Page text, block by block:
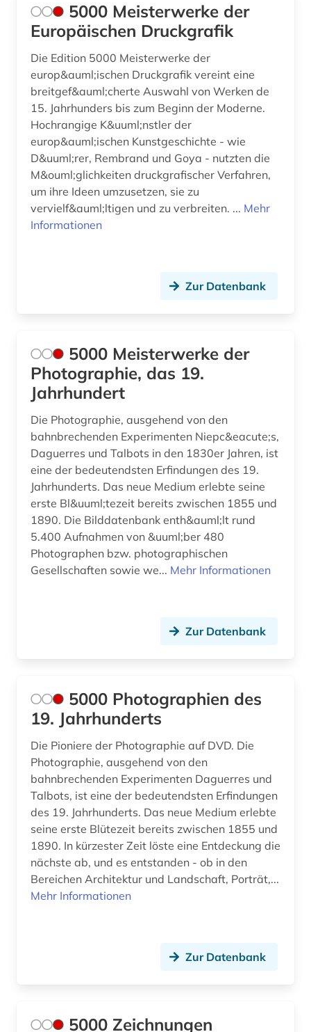
digitalisierte literatur (1)
digitalisierung (7)
diplomarbeit (1)
dissens (1)
dissertation (3)
documenta (kassel) (1)
documenta archiv (1)
dom (1)
dom florenz (1)
drapierung (1)
dreißigjähriger krieg (2)
dresden (2)
drittes reich (4)
druckgrafik (5)
druckwerk (2)
dunhuang (1)
dunhuang-handschriften (2)
dänemark (4)
dürer (3)
düsseldorf (1)
e-book (1)
e-learning (1)
5000 Meisterwerke der
Europäischen Druckgrafik
Die Edition 5000 Meisterwerke der
europ&auml;ischen Druckgrafik vereint eine
breitgef&auml;cherte Auswahl von Werken de
15. Jahrhunders bis zum Beginn der Moderne.
Hochrangige K&uuml;nstler der
europ&auml;ischen Kunstgeschichte - wie
D&uuml;rer, Rembrand und Goya - nutzten die
M&ouml;glichkeiten druckgrafischer Verfahren,
um ihre Ideen umzusetzen, sie zu
vervielf&auml;ltigen und zu verbreiten. ... Mehr
Informationen
Zur Datenbank
5000 Meisterwerke der
Photographie, das 19.
Jahrhundert
Die Photographie, ausgehend von den
bahnbrechenden Experimenten Niepc&eacute;s,
Daguerres und Talbots in den 1830er Jahren, ist
eine der bedeutendsten Erfindungen des 19.
Jahrhunderts. Das neue Medium erlebte seine
erste Bl&uuml;tezeit bereits zwischen 1855 und
1890. Die Bilddatenbank enth&auml;lt rund
5.400 Aufnahmen von &uuml;ber 480
Photographen bzw. photographischen
Gesellschaften sowie we... Mehr Informationen
Zur Datenbank
5000 Photographien des
19. Jahrhunderts
Die Pioniere der Photographie auf DVD. Die
Photographie, ausgehend von den
bahnbrechenden Experimenten Daguerres und
Talbots, ist eine der bedeutendsten Erfindungen
des 19. Jahrhunderts. Das neue Medium erlebte
seine erste Blütezeit bereits zwischen 1855 und
1890. In kürzester Zeit löste eine Entdeckung die
nächste ab, und es entstanden - ob in den
Bereichen Architektur und Landschaft, Porträt,...
Mehr Informationen
Zur Datenbank
5000 Zeichnungen